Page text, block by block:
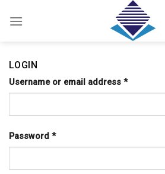
LOGIN
Username or email address *
Password *